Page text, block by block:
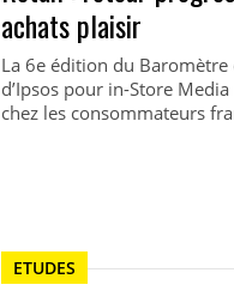
achats plaisir
La 6e édition du
d’Ipsos pour in-Store
chez les consommateurs
ETUDES